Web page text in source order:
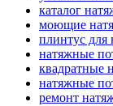
каталог
моющие
плинтус для
натяжные
квадратные
натяжные
ремонт